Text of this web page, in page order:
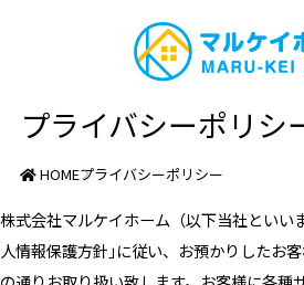
プライバシーポリシ
HOMEプライバシーポリシー
株式会社マルケイホーム（以下当社といい
人情報保護方針｣に従い、お預かりしたお